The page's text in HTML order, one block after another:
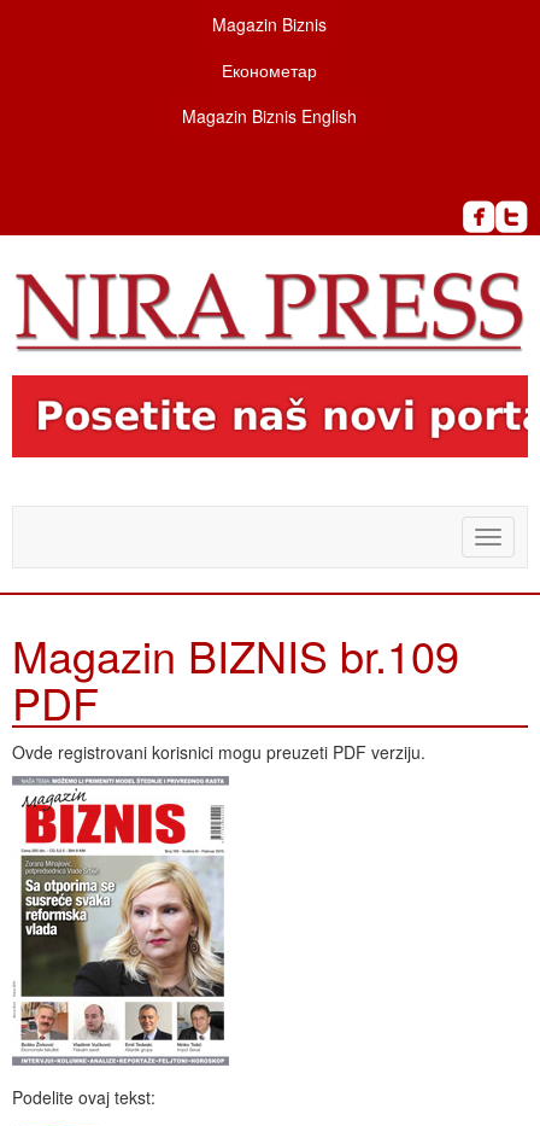
Magazin Biznis
Економетар
Magazin Biznis English
Toggle
Magazin BIZNIS br.109
PDF
Ovde registrovani korisnici mogu preuzeti PDF verziju.
Podelite ovaj tekst: